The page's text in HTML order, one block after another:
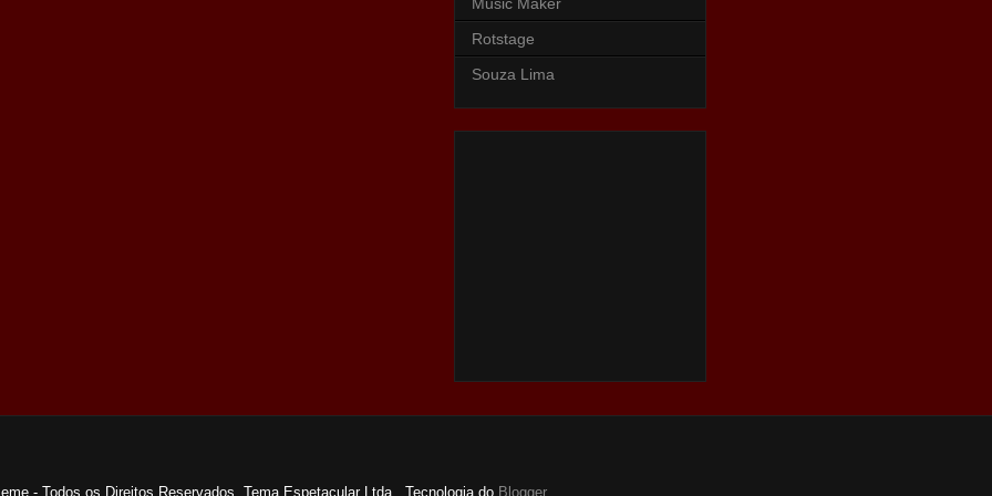
Rotstage
Souza Lima
- Todos os Direitos Reservados. Tema Espetacular Ltda.. Tecnologia do Blogger.